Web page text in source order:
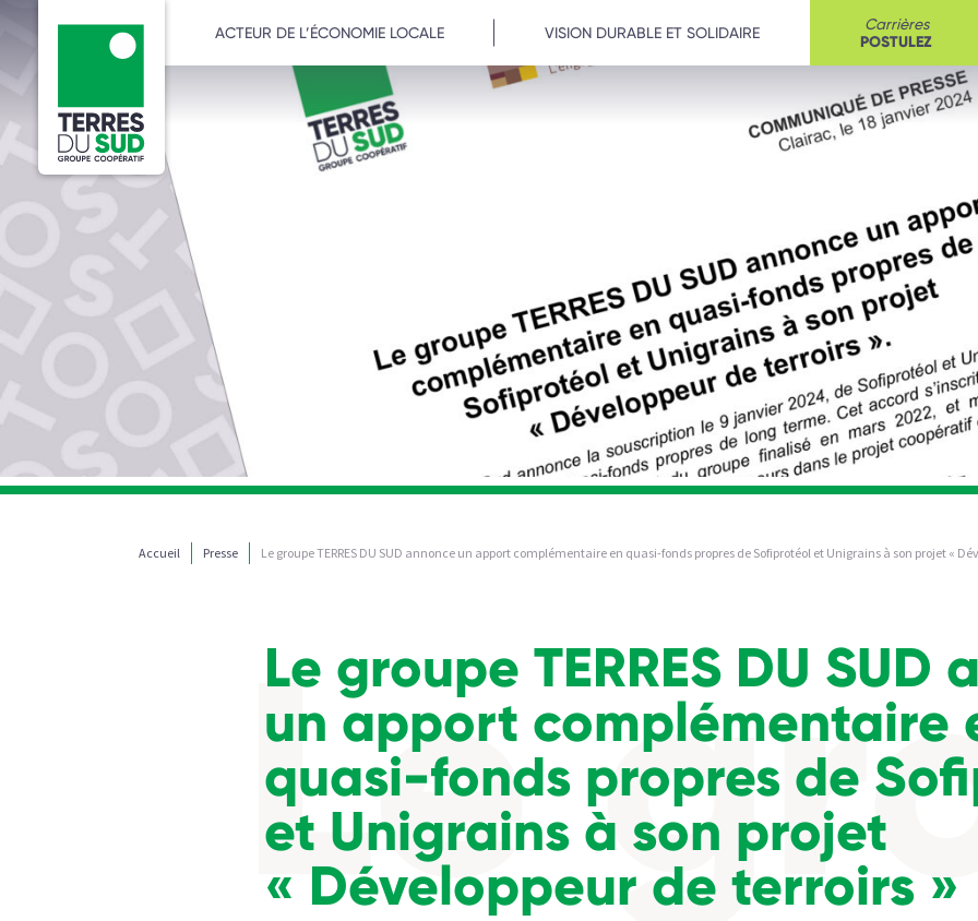
ACTEUR DE L’ÉCONOMIE LOCALE VISION DURABLE ET SOLIDAIRE Carrières
POSTULEZ
Accueil Presse Le groupe TERRES DU SUD annonce un apport complémentaire en quasi-fonds propres de Sofiprotéol et Unigrains à son projet «
Le groupe TERRES DU SUD
un apport complémentaire
quasi-fonds propres de
et Unigrains à son projet
« Développeur de terroirs »